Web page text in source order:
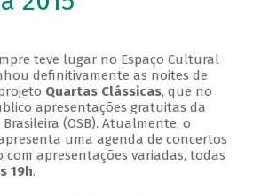
teve lugar no Espaço Cultural
definitivamente as noites de
Quartas Clássicas, que no
apresentações gratuitas da
(OSB). Atualmente, o
uma agenda de concertos
com apresentações variadas, todas
19h.